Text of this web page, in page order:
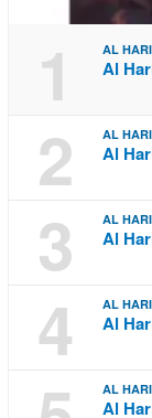
1 AL
Al
2 AL
Al
3 AL
Al
4 AL
Al
AL
Al